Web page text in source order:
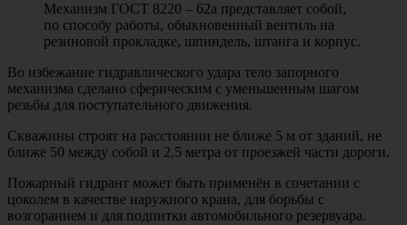
Механизм ГОСТ 8220 – 62а представляет собой,
по способу работы, обыкновенный вентиль на
резиновой прокладке, шпиндель, штанга и корпус.
Во избежание гидравлического удара тело запорного
механизма сделано сферическим с уменьшенным шагом
резьбы для поступательного движения.
Скважины строят на расстоянии не ближе 5 м от зданий, не
ближе 50 между собой и 2,5 метра от проезжей части дороги.
Пожарный гидрант может быть применён в сочетании с
цоколем в качестве наружного крана, для борьбы с
возгоранием и для подпитки автомобильного резервуара.